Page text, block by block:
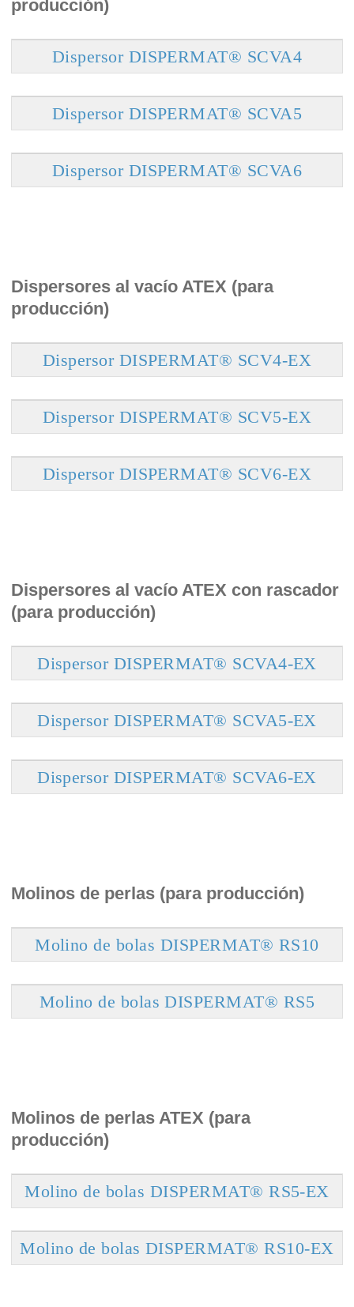
producción)
Dispersor DISPERMAT® SCVA4
Dispersor DISPERMAT® SCVA5
Dispersor DISPERMAT® SCVA6
Dispersores al vacío ATEX (para
producción)
Dispersor DISPERMAT® SCV4-EX
Dispersor DISPERMAT® SCV5-EX
Dispersor DISPERMAT® SCV6-EX
Dispersores al vacío ATEX con rascador
(para producción)
Dispersor DISPERMAT® SCVA4-EX
Dispersor DISPERMAT® SCVA5-EX
Dispersor DISPERMAT® SCVA6-EX
Molinos de perlas (para producción)
Molino de bolas DISPERMAT® RS10
Molino de bolas DISPERMAT® RS5
Molinos de perlas ATEX (para
producción)
Molino de bolas DISPERMAT® RS5-EX
Molino de bolas DISPERMAT® RS10-EX